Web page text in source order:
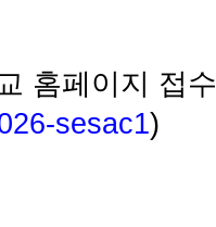
홈페이지 접
sesac1)